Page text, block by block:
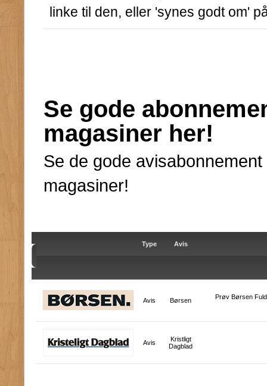
linke til den, eller 'synes godt om'
Se gode
magasiner her!
Se de gode
magasiner!
Type Avis
Avis Børsen Prøv Børsen
Avis
Kristligt
Dagblad